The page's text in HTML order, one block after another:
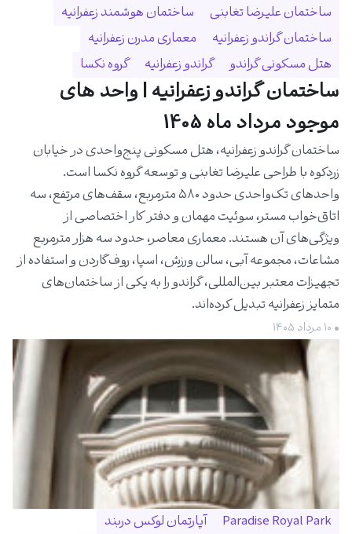
ساختمان علیرضا تغابنی
ساختمان هوشمند زعفرانیه
ساختمان گراندو زعفرانیه
معماری مدرن زعفرانیه
هتل مسکونی گراندو
گراندو زعفرانیه گروه نکسا
ساختمان گراندو زعفرانیه | واحد های
موجود مرداد ماه 1405
ساختمان گراندو زعفرانیه، هتل مسکونی پنج‌واحدی در خیابان
زردکوه با طراحی علیرضا تغابنی و توسعه گروه نکسا است.
واحدهای تک‌واحدی حدود ۵۸۰ مترمربع، سقف‌های مرتفع، سه
اتاق‌خواب مستر، سوئیت مهمان و دفتر کار اختصاصی از
ویژگی‌های آن هستند. معماری معاصر، حدود سه هزار مترمربع
مشاعات، مجموعه آبی، سالن ورزش، اسپا، روف‌گاردن و استفاده از
تجهیزات معتبر بین‌المللی، گراندو را به یکی از ساختمان‌های
متمایز زعفرانیه تبدیل کرده‌اند.
• ۱۰ مرداد ۱۴۰۵
Paradise Royal Park
آپارتمان لوکس دربند